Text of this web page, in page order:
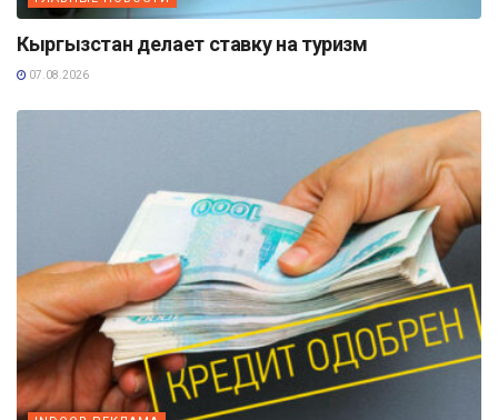
Кыргызстан делает ставку на туризм
07.08.2026